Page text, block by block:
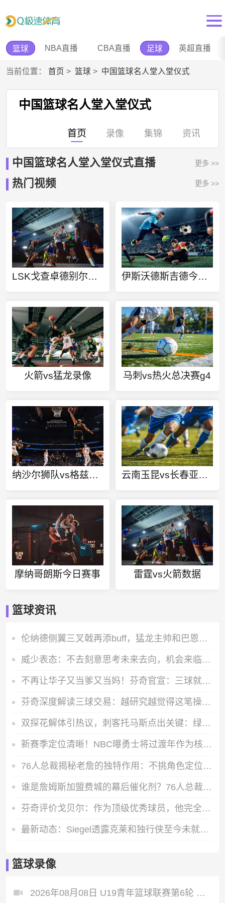
篮球 NBA直播 CBA直播 足球 英超直播
当前位置： 首页 > 篮球 > 中国篮球名人堂入堂仪式
中国篮球名人堂入堂仪式
首页 录像 集锦 资讯
中国篮球名人堂入堂仪式直播 更多 >>
热门视频 更多 >>
LSK戈查卓德别尔斯科今日赛事 伊斯沃德斯吉德今日赛事
火箭vs猛龙录像 马刺vs热火总决赛g4
纳沙尔狮队vs格兹拉联直播 云南玉昆vs长春亚泰直播
摩纳哥朗斯今日赛事 雷霆vs火箭数据
篮球资讯
伦纳德侧翼三叉戟再添buff，猛龙主帅和巴恩斯都把防守放在第一位
威少表态：不去刻意思考未来去向，机会来临时一切顺其自然
不再让华子又当爹又当妈！芬奇官宣：三球就是我们要的天才控卫
芬奇深度解读三球交易：越研究越觉得这笔操作完全合情合理
双探花解体引热议，刺客托马斯点出关键：绿军原本能把布朗离队处理得更妥当
新赛季定位清晰！NBC曝勇士将过渡年作为核心方向，阵容稳定优先于补强
76人总裁揭秘老詹的独特作用：不挑角色定位，全方位提升全队实力
谁是詹姆斯加盟费城的幕后催化剂？76人总裁点名杰伦·布朗
芬奇评价戈贝尔：作为顶级优秀球员，他完全有资格首轮入选名人堂
最新动态：Siegel透露克莱和独行侠至今未就买断事宜展开对话
篮球录像
2026年08月08日 U19青年篮球联赛第6轮 龙狮青年U19 VS 浙江广厦U19 全场录像